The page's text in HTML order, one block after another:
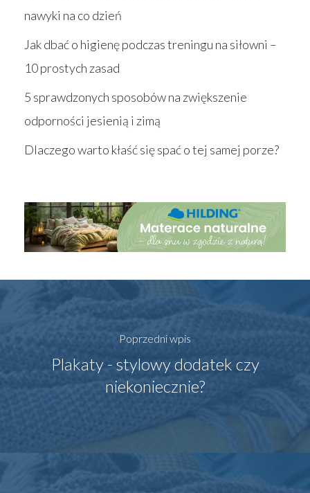
nawyki na co dzień
Jak dbać o higienę podczas treningu na siłowni –
10 prostych zasad
5 sprawdzonych sposobów na zwiększenie
odporności jesienią i zimą
Dlaczego warto kłaść się spać o tej samej porze?
Poprzedni wpis
Plakaty - stylowy dodatek czy
niekoniecznie?